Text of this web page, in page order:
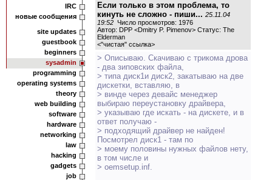
IRC
новые сообщения
site updates
guestbook
beginners
sysadmin
programming
operating systems
theory
web building
software
hardware
networking
law
hacking
gadgets
job
Если только в этом проблема, то
кинуть не сложно - пиши... 25.11.04
19:52 Число просмотров: 1976
Автор: DPP <Dmitry P. Pimenov> Статус: The
Elderman
<"чистая" ссылка>
> Описываю. Скачиваю с трикома дрова
- два зиповских файла,
> типа диск1и диск2, закатываю на две
дискетки, вставляю, в
> винде через девайс менеджер
выбираю переустановку драйвера,
> указываю где искать - на дискете, и в
ответ получаю -
> подходящий драйвер не найден!
Посмотрел диск1 - там по
> моему половины нужных файлов нету,
в том числе и
> oemsetup.inf.